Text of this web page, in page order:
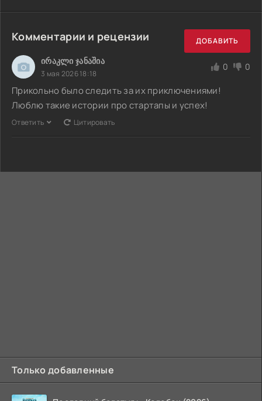
Комментарии и рецензии ДОБАВИТЬ
ირაკლი ჯანაშია
3 мая 2026 18:18
0 0
Прикольно было следить за их приключениями!
Люблю такие истории про стартапы и успех!
Ответить Цитировать
Только добавленные